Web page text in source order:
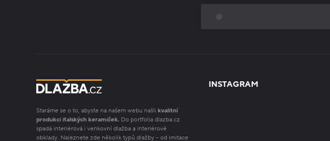
Staráme se o to, abyste na našem webu našli kvalitní
produkci italských keramiček. Do portfolia dlazba.cz
spadá interiérová i venkovní dlažba a interiérové
obklady. Naleznete zde několik typů dlažby – od imitace
INSTAGRAM